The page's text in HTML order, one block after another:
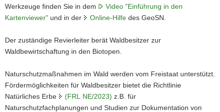
Werkzeuge finden Sie in dem
Video "Einführung in den
Kartenviewer" und in der Online-Hilfe des GeoSN.
Der zuständige Revierleiter berät Waldbesitzer zur
Waldbewirtschaftung in den Biotopen.
Naturschutzmaßnahmen im Wald werden vom Freistaat unterstützt.
Fördermöglichkeiten für Waldbesitzer bietet die Richtlinie
Natürliches Erbe
(FRL NE/2023) z.B. für
Naturschutzfachplanungen und Studien zur Dokumentation von